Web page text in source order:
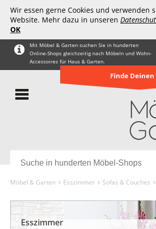
Wir essen gerne Cookies und verwenden
Website. Mehr dazu in unseren
OK
Mit Möbel & Garten suchen Sie in hunderten
Online-Shops gleichzeitig nach Möbeln und Wohn-
Accessoires für Haus & Garten.
Finde Deinen
Möbel & Garten Esszimmer Sofas & Couches
Esszimmer